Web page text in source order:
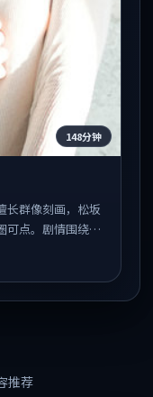
148分钟
长群像刻画，松坂
可点。剧情围绕一
推荐